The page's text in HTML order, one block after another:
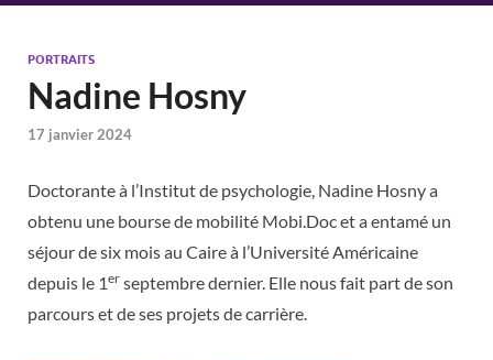
PORTRAITS
Nadine Hosny
17 janvier 2024
Doctorante à l’Institut de psychologie, Nadine Hosny a
obtenu une bourse de mobilité Mobi.Doc et a entamé un
séjour de six mois au Caire à l’Université Américaine
depuis le 1er septembre dernier. Elle nous fait part de son
parcours et de ses projets de carrière.